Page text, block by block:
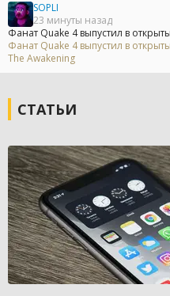
SOPLI
23 минуты назад
Фанат Quake 4 выпустил в
Фанат Quake 4 выпустил в
The Awakening
СТАТЬИ